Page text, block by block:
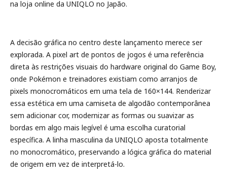
na loja online da UNIQLO no Japão.
A decisão gráfica no centro deste lançamento merece ser
explorada. A pixel art de pontos de jogos é uma referência
direta às restrições visuais do hardware original do Game Boy,
onde Pokémon e treinadores existiam como arranjos de
pixels monocromáticos em uma tela de 160×144. Renderizar
essa estética em uma camiseta de algodão contemporânea
sem adicionar cor, modernizar as formas ou suavizar as
bordas em algo mais legível é uma escolha curatorial
específica. A linha masculina da UNIQLO aposta totalmente
no monocromático, preservando a lógica gráfica do material
de origem em vez de interpretá-lo.